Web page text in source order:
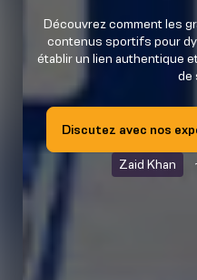
Découvrez comment les
contenus sportifs pour
établir un lien authentique
de
Discutez avec nos
Zaid Khan